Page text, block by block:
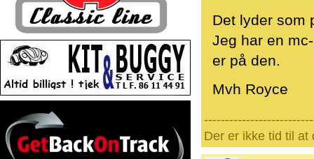
Det lyder som
Jeg har en
er på den.
Mvh Royce
Der er ikke tid til at